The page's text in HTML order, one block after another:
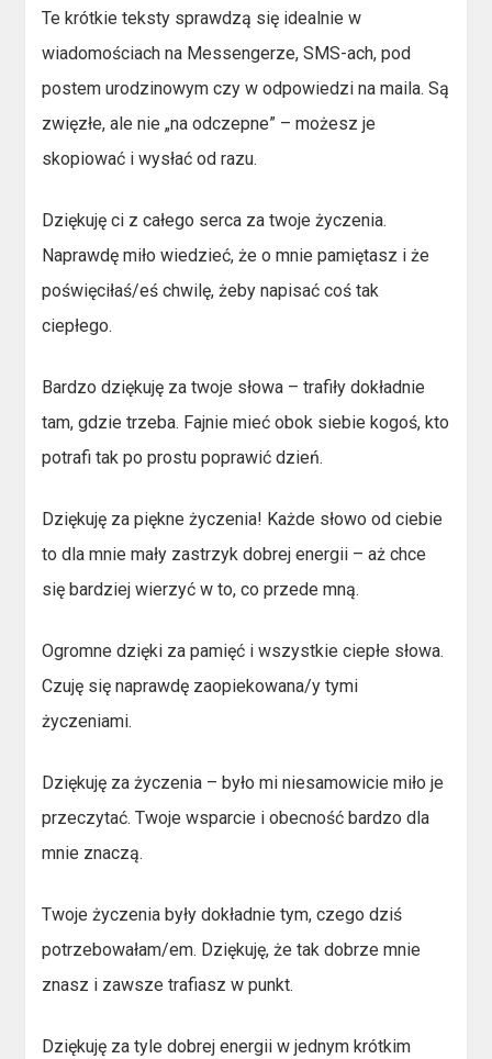
Te krótkie teksty sprawdzą się idealnie w
wiadomościach na Messengerze, SMS-ach, pod
postem urodzinowym czy w odpowiedzi na maila. Są
zwięzłe, ale nie „na odczepne” – możesz je
skopiować i wysłać od razu.
Dziękuję ci z całego serca za twoje życzenia.
Naprawdę miło wiedzieć, że o mnie pamiętasz i że
poświęciłaś/eś chwilę, żeby napisać coś tak
ciepłego.
Bardzo dziękuję za twoje słowa – trafiły dokładnie
tam, gdzie trzeba. Fajnie mieć obok siebie kogoś, kto
potrafi tak po prostu poprawić dzień.
Dziękuję za piękne życzenia! Każde słowo od ciebie
to dla mnie mały zastrzyk dobrej energii – aż chce
się bardziej wierzyć w to, co przede mną.
Ogromne dzięki za pamięć i wszystkie ciepłe słowa.
Czuję się naprawdę zaopiekowana/y tymi
życzeniami.
Dziękuję za życzenia – było mi niesamowicie miło je
przeczytać. Twoje wsparcie i obecność bardzo dla
mnie znaczą.
Twoje życzenia były dokładnie tym, czego dziś
potrzebowałam/em. Dziękuję, że tak dobrze mnie
znasz i zawsze trafiasz w punkt.
Dziękuję za tyle dobrej energii w jednym krótkim